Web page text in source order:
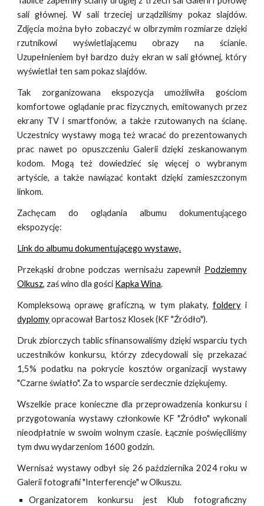
sali głównej. W sali trzeciej urządziliśmy pokaz slajdów.
Zdjęcia można było zobaczyć w olbrzymim rozmiarze dzięki
rzutnikowi wyświetlającemu obrazy na ścianie.
Uzupełnieniem był bardzo duży ekran w sali głównej, który
wyświetlał ten sam pokaz slajdów.
Tak zorganizowana ekspozycja umożliwiła gościom
komfortowe oglądanie prac fizycznych, emitowanych przez
ekrany TV i smartfonów, a także rzutowanych na ścianę.
Uczestnicy wystawy mogą też wracać do prezentowanych
prac nawet po opuszczeniu Galerii dzięki zeskanowanym
kodom. Mogą też dowiedzieć się więcej o wybranym
artyście, a także nawiązać kontakt dzięki zamieszczonym
linkom.
Zachęcam do oglądania albumu dokumentującego
ekspozycję:
Link do albumu dokumentującego wystawę.
Przekąski drobne podczas wernisażu zapewnił Podziemny
Olkusz, zaś wino dla gości Kapka Wina.
Kompleksową oprawę graficzną, w tym plakaty, folderyi
dyplomyopracował Bartosz Klosek (KF "Źródło").
Druk zbiorczych tablic sfinansowaliśmy dzięki wsparciu tych
uczestników konkursu, którzy zdecydowali się przekazać
1,5% podatku na pokrycie kosztów organizacji wystawy
"Czarne światło". Za to wsparcie serdecznie dziękujemy.
Wszelkie prace konieczne dla przeprowadzenia konkursu i
przygotowania wystawy członkowie KF "Źródło" wykonali
nieodpłatnie w swoim wolnym czasie. Łącznie poświęciliśmy
tym dwu wydarzeniom 1600 godzin.
Wernisaż wystawy odbył się 26 października 2024roku w
Galerii fotografii "Interferencje" w Olkuszu.
Organizatorem konkursu jest Klub fotograficzny